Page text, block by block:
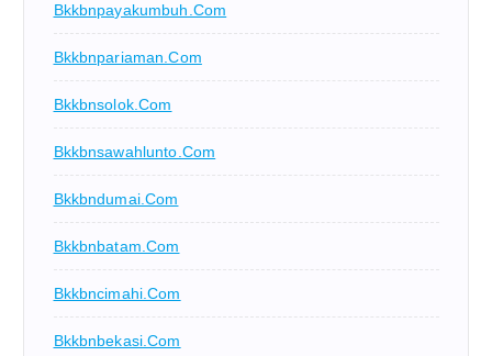
Bkkbnpayakumbuh.com
Bkkbnpariaman.com
Bkkbnsolok.com
Bkkbnsawahlunto.com
Bkkbndumai.com
Bkkbnbatam.com
Bkkbncimahi.com
Bkkbnbekasi.com